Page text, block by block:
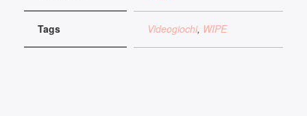
Tags Videogiochi, WIPE